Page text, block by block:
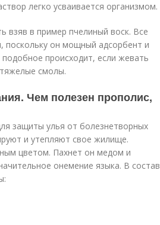
легко усваивается организмом.
взяв в пример пчелиный воск. Все
поскольку он мощный адсорбент и
происходит, если жевать
смолы.
Чем полезен прополис,
защиты улья от болезнетворных
и утепляют свое жилище.
цветом. Пахнет он медом и
онемение языка. В состав